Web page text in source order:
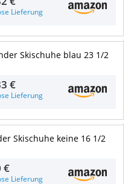
Lieferung
Skischuhe blau 23 1/2
€
Lieferung
Skischuhe keine 16 1/2
€
Lieferung